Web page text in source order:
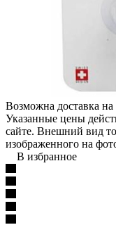
Возможна доставка
Указанные цены
сайте. Внешний вид
изображенного на
В избранное